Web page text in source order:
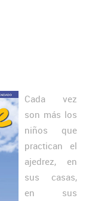
Cada vez
son más los
niños que
practican el
ajedrez, en
sus casas,
en sus